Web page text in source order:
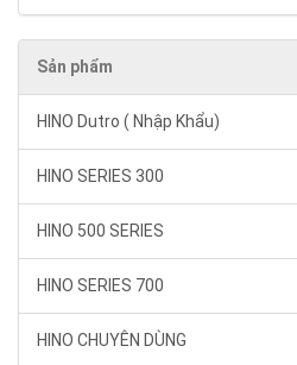
Sản phẩm
HINO Dutro ( Nhập Khẩu)
HINO SERIES 300
HINO 500 SERIES
HINO SERIES 700
HINO CHUYÊN DÙNG